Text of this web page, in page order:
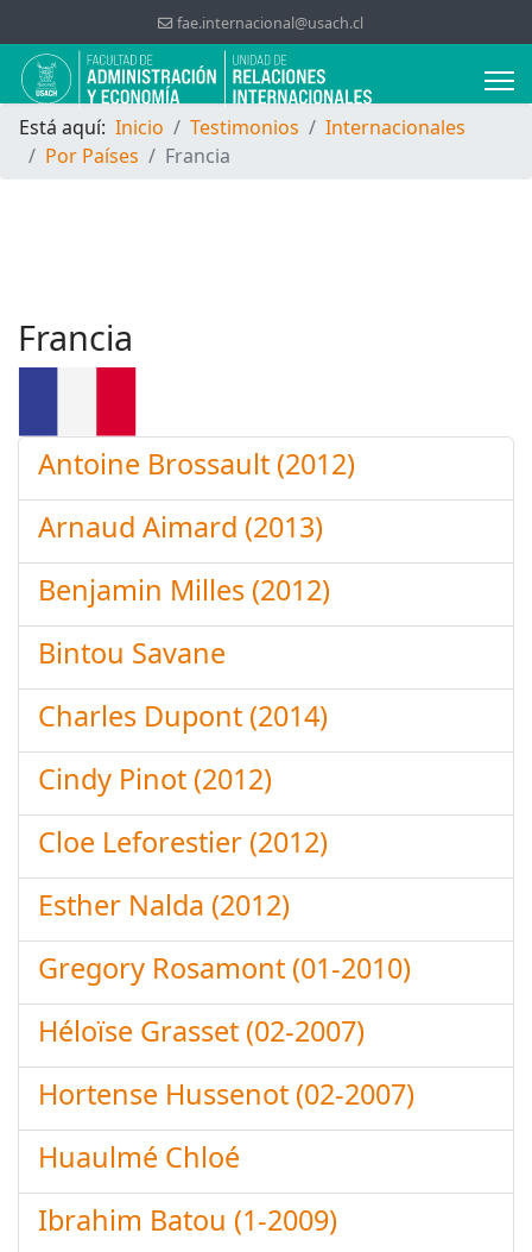
fae.internacional@usach.cl
Está aquí: Inicio Testimonios
Internacionales
Por Países
Francia
Francia
Antoine Brossault (2012)
Arnaud Aimard (2013)
Benjamin Milles (2012)
Bintou Savane
Charles Dupont (2014)
Cindy Pinot (2012)
Cloe Leforestier (2012)
Esther Nalda (2012)
Gregory Rosamont (01-2010)
Héloïse Grasset (02-2007)
Hortense Hussenot (02-2007)
Huaulmé Chloé
Ibrahim Batou (1-2009)